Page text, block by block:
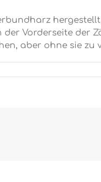
Vorderseite der
aber ohne sie zu